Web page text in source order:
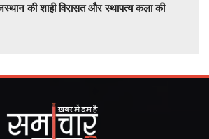
की शाही विरासत और स्थापत्य कला की